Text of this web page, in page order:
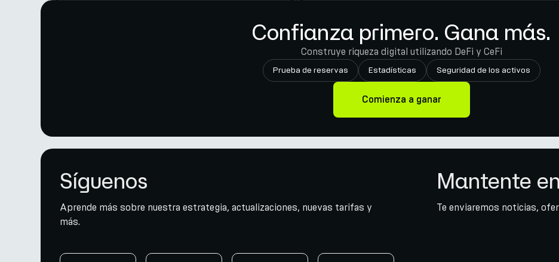
Confianza primero. Gana más.
Construye riqueza digital utilizando DeFi y CeFi
Prueba de reservas Estadísticas Seguridad de los activos
Comienza a ganar
Síguenos
Aprende más sobre nuestra estrategia, actualizaciones, nuevas tarifas y
más.
Mantente
Te enviaremos noticias,